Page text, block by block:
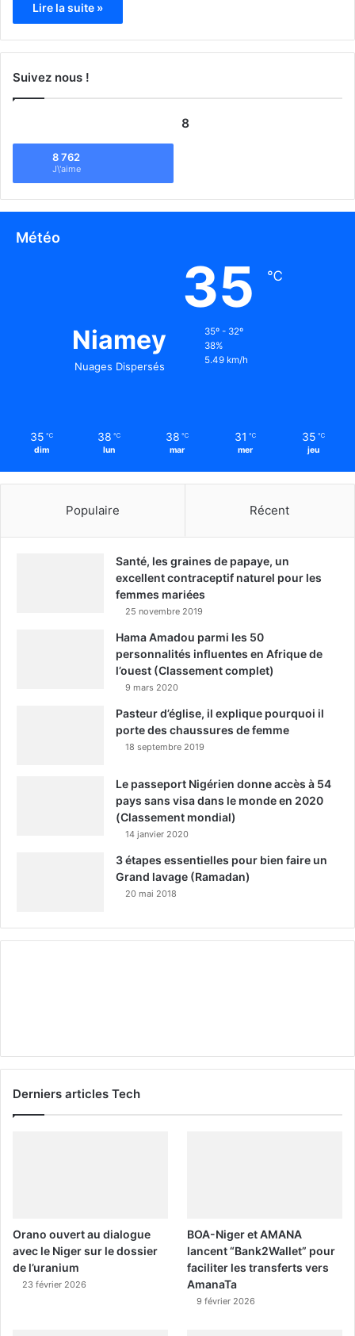
Lire la suite »
Suivez nous !
8
8 762
J\'aime
Météo
Niamey
Nuages Dispersés
35 ℃
35º - 32º
38%
5.49 km/h
35 ℃
dim
38 ℃
lun
38 ℃
mar
31 ℃
mer
35 ℃
jeu
Populaire Récent
Santé, les graines de papaye, un
excellent contraceptif naturel pour les
femmes mariées
25 novembre 2019
Hama Amadou parmi les 50
personnalités influentes en Afrique de
l’ouest (Classement complet)
9 mars 2020
Pasteur d’église, il explique pourquoi il
porte des chaussures de femme
18 septembre 2019
Le passeport Nigérien donne accès à 54
pays sans visa dans le monde en 2020
(Classement mondial)
14 janvier 2020
3 étapes essentielles pour bien faire un
Grand lavage (Ramadan)
20 mai 2018
Derniers articles Tech
Orano ouvert au dialogue
avec le Niger sur le dossier
de l’uranium
23 février 2026
BOA-Niger et AMANA
lancent “Bank2Wallet” pour
faciliter les transferts vers
AmanaTa
9 février 2026